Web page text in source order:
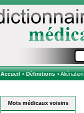
Accueil>Définitions> Aliénation
Mots médicaux voisins